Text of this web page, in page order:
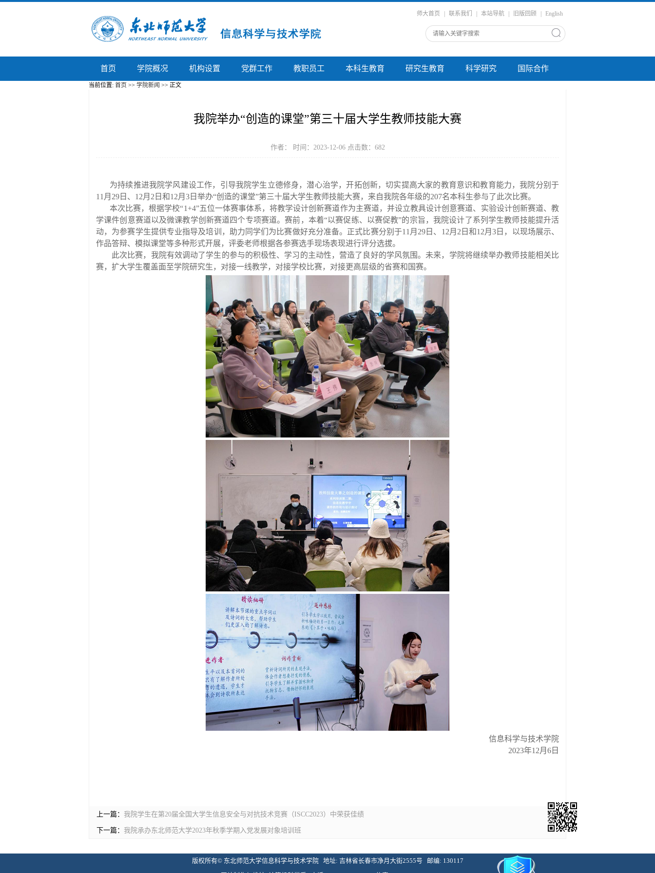
师大首页 联系我们 本站导航 旧版回顾 English
首页 学院概况 机构设置 党群工作 教职员工 本科生教育 研究生教育 科学研究 国际合作
当前位置: 首页 >> 学院新闻 >> 正文
我院举办“创造的课堂”第三十届大学生教师技能大赛
作者： 时间：2023-12-06 点击数： 682
为持续推进我院学风建设工作，引导我院学生立德修身，潜心治学，开拓创新，切实提高大家的教育意识和教育能力，我院分别于
11 月 29 日、 12月 2 日和12月 3 日举办“创造的课堂”第三十届大学生教师技能大赛， 来自我院各年级的207名本科生参与了此次比赛。
本次比赛，根据学校“1+4”五位一体赛事体系，将教学设计创新赛道作为主赛道，并设立教具设计创意赛道、实验设计创新赛道、教
学课件创意赛道以及微课教学创新赛道四个专项赛道。 赛前 ，本着“以赛促练、以赛促教”的宗旨，我院设计了系列学生教师技能提升活
动，为参赛学生提供专业指导及培训，助力同学们为比赛做好充分准备。 正式比赛分别于11 月 29 日、 12月 2 日和12月3 日，以现场展示、
作品答辩、模拟课堂等多种形式开展，评委老师根据各参赛选手现场表现进行评分选拔。
此次比赛，我院有效调动了学生的参与的积极性、学习的主动性，营造了良好的学风氛围。未来，学院将继续举办教师技能相关比
赛， 扩大学生覆盖面至学院研究生， 对接一线教学，对接学校比赛，对接更高层级的省赛和国赛。
信息科学与技术学院
2023年12月 6 日
上一篇： 我院学生在第20届全国大学生信息安全与对抗技术竞赛（ISCC2023）中荣获佳绩
下一篇： 我院承办东北师范大学2023年秋季学期入党发展对象培训班
版权所有© 东北师范大学信息科学与技术学院 地址: 吉林省长春市净月大街2555号 邮编: 130117